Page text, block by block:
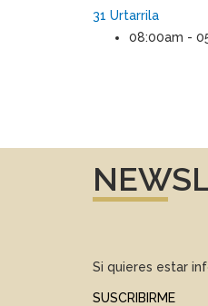
31 Urtarrila
08:00am -
Si quieres estar
SUSCRIBIRME